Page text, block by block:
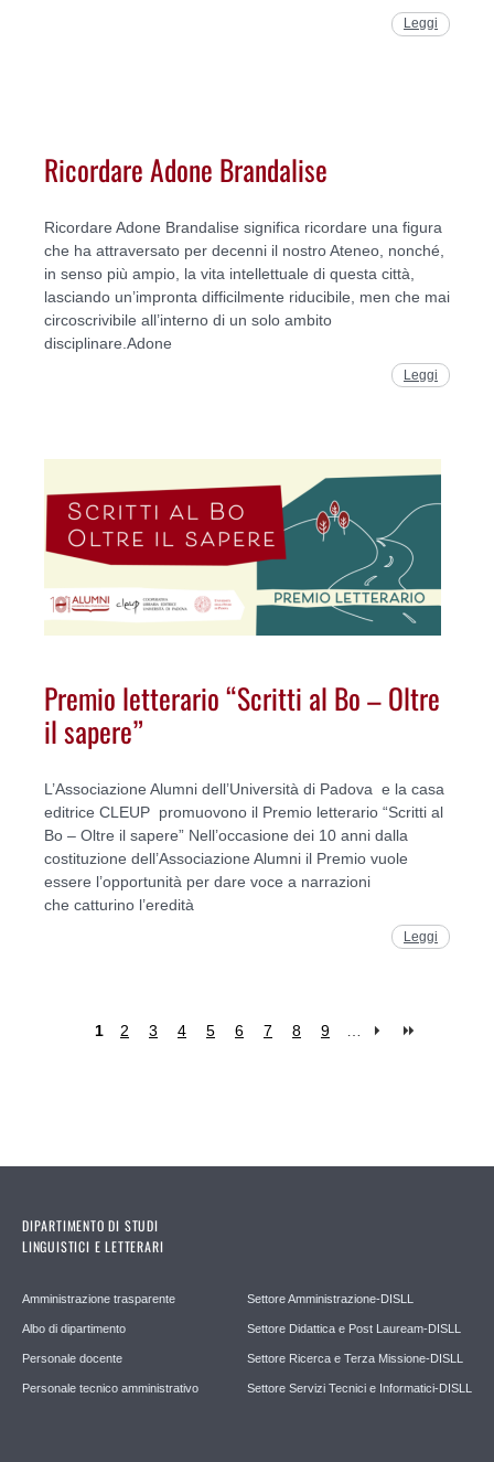
Leggi
Ricordare Adone Brandalise
Ricordare Adone Brandalise significa ricordare una figura
che ha attraversato per decenni il nostro Ateneo, nonché,
in senso più ampio, la vita intellettuale di questa città,
lasciando un’impronta difficilmente riducibile, men che mai
circoscrivibile all’interno di un solo ambito
disciplinare.Adone
Leggi
Premio letterario “Scritti al Bo – Oltre
il sapere”
L’Associazione Alumni dell’Università di Padova e la casa
editrice CLEUP promuovono il Premio letterario “Scritti al
Bo – Oltre il sapere” Nell’occasione dei 10 anni dalla
costituzione dell’Associazione Alumni il Premio vuole
essere l’opportunità per dare voce a narrazioni
che catturino l’eredità
Leggi
1 2 3 4 5 6 7 8 9
DIPARTIMENTO DI STUDI
LINGUISTICI E LETTERARI
Amministrazione trasparente
Albo di dipartimento
Personale docente
Personale tecnico amministrativo
Settore Amministrazione-DISLL
Settore Didattica e Post Lauream-DISLL
Settore Ricerca e Terza Missione-DISLL
Settore Servizi Tecnici e Informatici-DISLL